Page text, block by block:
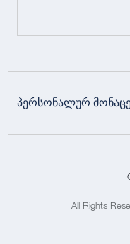
პერსონალურ
All Rights